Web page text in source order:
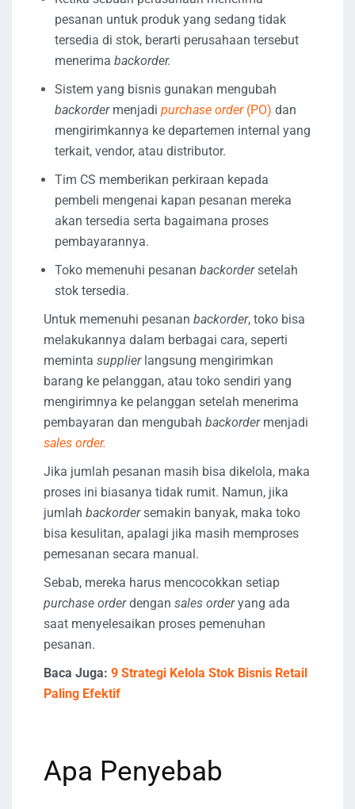
pesanan untuk produk yang sedang tidak
tersedia di stok, berarti perusahaan tersebut
menerima backorder.
Sistem yang bisnis gunakan mengubah
backordermenjadi purchase order(PO) dan
mengirimkannya ke departemen internal yang
terkait, vendor, atau distributor.
Tim CS memberikan perkiraan kepada
pembeli mengenai kapan pesanan mereka
akan tersedia serta bagaimana proses
pembayarannya.
Toko memenuhi pesanan backordersetelah
stok tersedia.
Untuk memenuhi pesanan backorder, toko bisa
melakukannya dalam berbagai cara, seperti
meminta supplierlangsung mengirimkan
barang ke pelanggan, atau toko sendiri yang
mengirimnya ke pelanggan setelah menerima
pembayaran dan mengubah backorder menjadi
sales order.
Jika jumlah pesanan masih bisa dikelola, maka
proses ini biasanya tidak rumit. Namun, jika
jumlah backordersemakin banyak, maka toko
bisa kesulitan, apalagi jika masih memproses
pemesanan secara manual.
Sebab, mereka harus mencocokkan setiap
purchase orderdengan sales orderyang ada
saat menyelesaikan proses pemenuhan
pesanan.
Baca Juga: 9 Strategi Kelola Stok Bisnis Retail
Paling Efektif
Apa Penyebab